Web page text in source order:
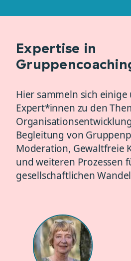
Expertise in
Hier sammeln sich einige
Expert*innen zu den
Begleitung von
Moderation, Gewaltfreie
und weiteren Prozessen
gesellschaftlichen